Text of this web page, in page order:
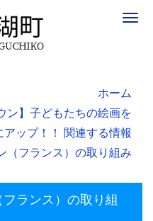
ホーム
ン】子どもたちの絵画を
アップ！！ 関連する情報
（フランス）の取り組み
ランス）の取り組